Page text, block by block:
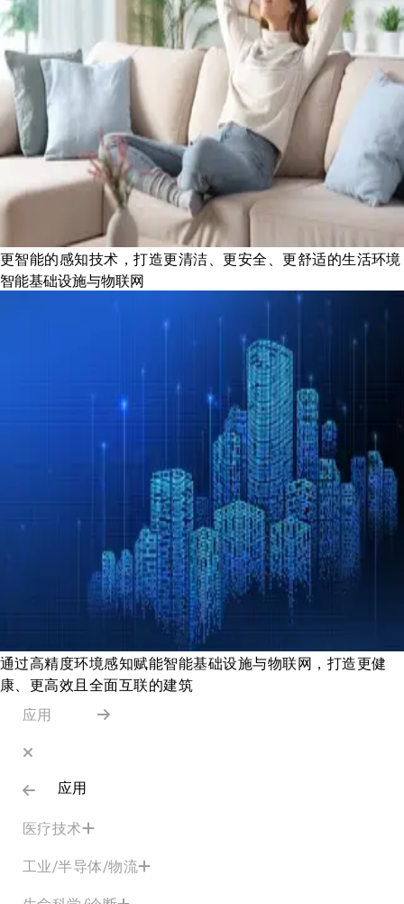
更智能的感知技术，打造更清洁、更安全、更舒适的生活环境
智能基础设施与物联网
通过高精度环境感知赋能智能基础设施与物联网，打造更健
康、更高效且全面互联的建筑
应用
应用
医疗技术
工业/半导体/物流